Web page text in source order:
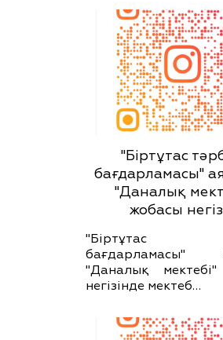
"Біртұтас
бағдарламасы"
"Даналық
жобасы
"Біртұтас
бағдарламасы"
"Даналық
негізінде мектеб…